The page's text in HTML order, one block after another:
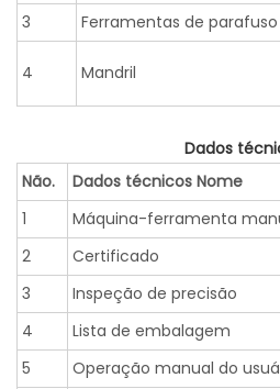
3
Ferramentas de parafuso
4 Mandril
Dados
Não.
Dados técnicos Nome
1
Máquina-ferramenta
2
Certificado
3
Inspeção de precisão
4
Lista de embalagem
5
Operação manual do